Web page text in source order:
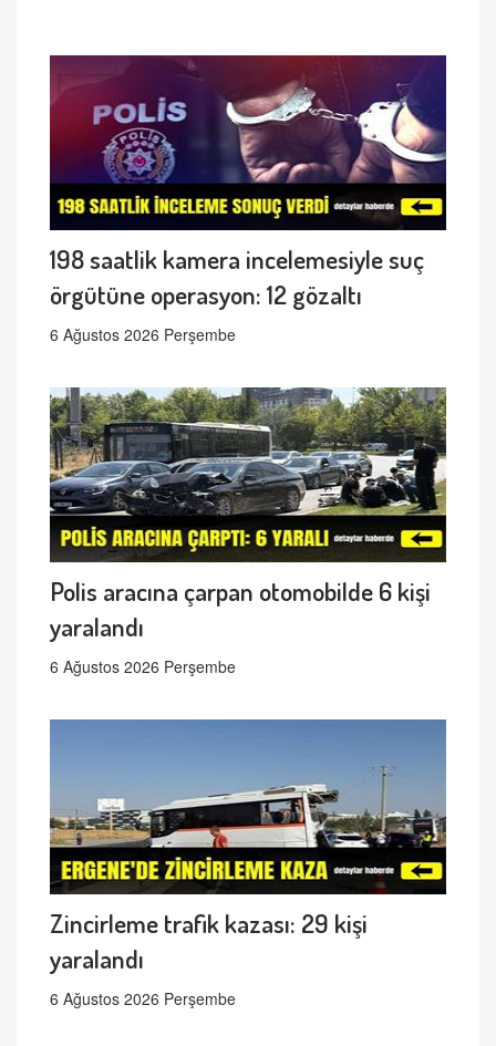
198 saatlik kamera incelemesiyle suç
örgütüne operasyon: 12 gözaltı
6 Ağustos 2026 Perşembe
Polis aracına çarpan otomobilde 6 kişi
yaralandı
6 Ağustos 2026 Perşembe
Zincirleme trafik kazası: 29 kişi
yaralandı
6 Ağustos 2026 Perşembe